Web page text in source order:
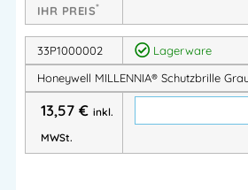
Scheibenkennzeichnung: 5-
gegen Sonneneinstrahlung,
mechanische Risiken
Kratzfeste Polycarbonat-
99,9 % UV-Schutz–
Leichtes Rundum-Design
–
Bewegung
IHR PREIS*
33P1000002
Lagerware
Honeywell MILLENNIA® Schutzbrille
13,57 € inkl.
MWSt.